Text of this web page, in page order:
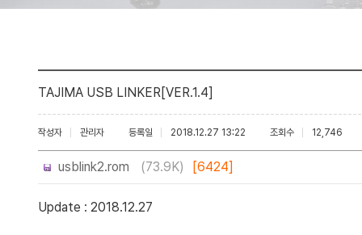
TAJIMA USB LINKER[VER.1.4]
작성자 관리자 등록일 2018.12.27 13:22 조회수 12,746
usblink2.rom (73.9K) [6424]
Update : 2018.12.27